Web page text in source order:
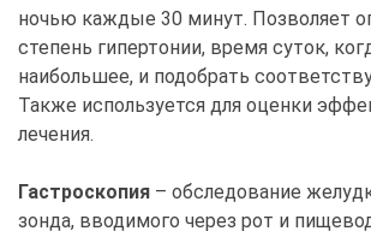
ночью каждые 30 минут. Позволяет
степень гипертонии, время суток,
наибольшее, и подобрать
Также используется для оценки
лечения.
Гастроскопия – обследование
зонда, вводимого через рот и